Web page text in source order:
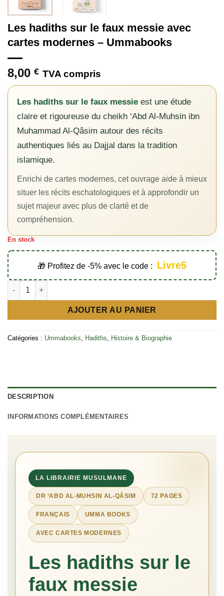
Les hadiths sur le faux messie avec
cartes modernes – Ummabooks
8,00 € TVA compris
Les hadiths sur le faux messie est une étude
claire et rigoureuse du cheikh ‘Abd Al-Muhsin ibn
Muhammad Al-Qâsim autour des récits
authentiques liés au Dajjal dans la tradition
islamique.
Enrichi de cartes modernes, cet ouvrage aide à mieux
situer les récits eschatologiques et à approfondir un
sujet majeur avec plus de clarté et de
compréhension.
En stock
🎁 Profitez de -5% avec le code : Livre5
quantité de Les hadiths sur le faux messie avec cartes
AJOUTER AU PANIER
Catégories : Ummabooks Hadiths Histoire & Biographie
DESCRIPTION
INFORMATIONS COMPLÉMENTAIRES
LA LIBRAIRIE MUSULMANE
DR ‘ABD AL-MUHSIN AL-QÂSIM 72 PAGES
FRANÇAIS UMMA BOOKS
AVEC CARTES MODERNES
Les hadiths sur le
faux messie